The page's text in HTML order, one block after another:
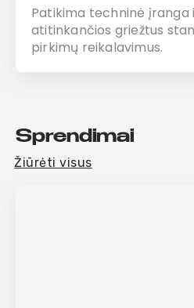
Patikima techninė įranga
atitinkančios griežtus
pirkimų reikalavimus.
Sprendimai
Žiūrėti visus